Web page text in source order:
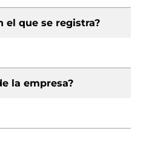
el que se registra?
la empresa?